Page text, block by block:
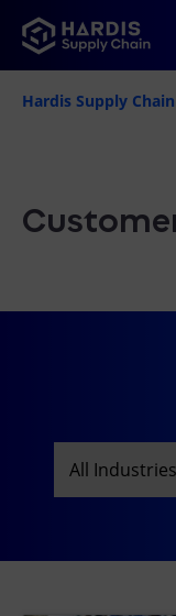
Hardis Supply Chain